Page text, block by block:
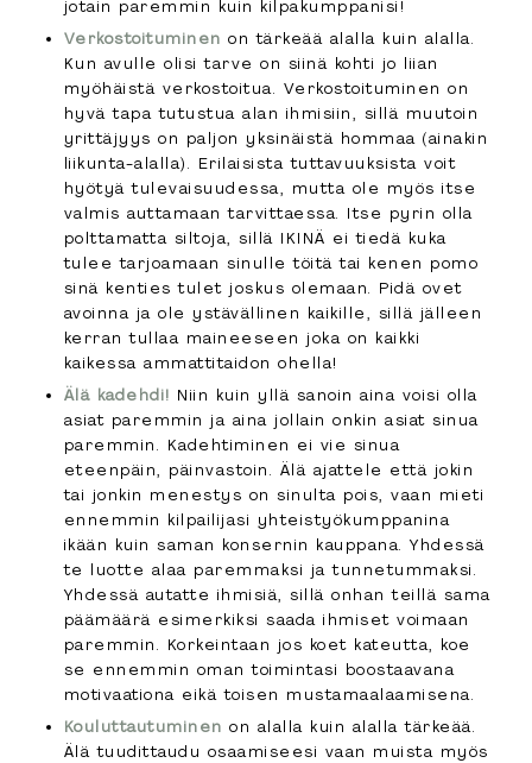
jotain paremmin kuin kilpakumppanisi!
Verkostoituminenon tärkeää alalla kuin alalla.
Kun avulle olisi tarve on siinä kohti jo liian
myöhäistä verkostoitua. Verkostoituminen on
hyvä tapa tutustua alan ihmisiin, sillä muutoin
yrittäjyys on paljon yksinäistä hommaa (ainakin
liikunta-alalla). Erilaisista tuttavuuksista voit
hyötyä tulevaisuudessa, mutta ole myös itse
valmis auttamaan tarvittaessa. Itse pyrin olla
polttamatta siltoja, sillä IKINÄ ei tiedä kuka
tulee tarjoamaan sinulle töitä tai kenen pomo
sinä kenties tulet joskus olemaan. Pidä ovet
avoinna ja ole ystävällinen kaikille, sillä jälleen
kerran tullaa maineeseen joka on kaikki
kaikessa ammattitaidon ohella!
Älä kadehdi! Niin kuin yllä sanoin aina voisi olla
asiat paremmin ja aina jollain onkin asiat sinua
paremmin. Kadehtiminen ei vie sinua
eteenpäin, päinvastoin. Älä ajattele että jokin
tai jonkin menestys on sinulta pois, vaan mieti
ennemmin kilpailijasi yhteistyökumppanina
ikään kuin saman konsernin kauppana. Yhdessä
te luotte alaa paremmaksi ja tunnetummaksi.
Yhdessä autatte ihmisiä, sillä onhan teillä sama
päämäärä esimerkiksi saada ihmiset voimaan
paremmin. Korkeintaan jos koet kateutta, koe
se ennemmin oman toimintasi boostaavana
motivaationa eikä toisen mustamaalaamisena.
Kouluttautuminenon alalla kuin alalla tärkeää.
Älä tuudittaudu osaamiseesi vaan muista myös